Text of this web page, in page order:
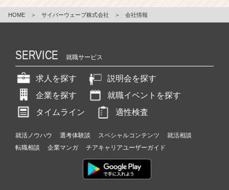
HOME ＞ サイバーウェーブ株式会社 ＞ 会社情報
SERVICE 就職サービス
求人を探す
説明会を探す
企業を探す
就職イベントを探す
タイムライン
適性検査
就活ノウハウ 選考体験談 スペシャルコンテンツ
就活相談
転職相談
企業マンガ チアキャリアユーザーガイド